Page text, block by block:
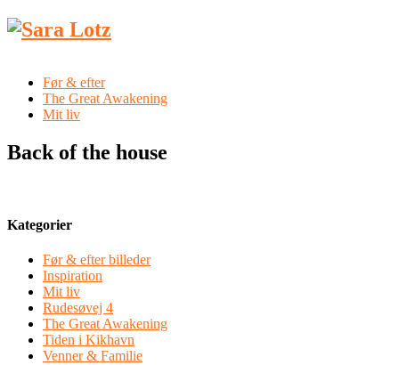
Før & efter
The Great Awakening
Mit liv
Back of the house
Kategorier
Før & efter billeder
Inspiration
Mit liv
Rudesøvej 4
The Great Awakening
Tiden i Kikhavn
Venner & Familie